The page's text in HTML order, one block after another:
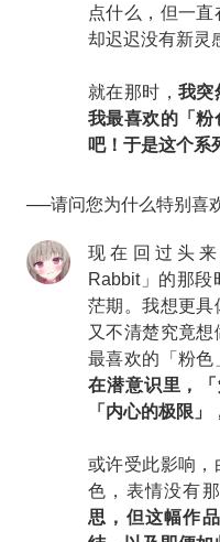
点什么，但一直
却迟迟没有新灵
就在那时， 我突
我最喜欢的 「粉
吧！于是这个系
──请问您为什么特别喜
现在回过头
Rabbit」的那段
茫期。我想更具
又不清楚究竟
最喜欢的「粉色
在潜意识里，
「 内心的极限 」
或许受此影响，
色，表情没有那
思，但这幅作